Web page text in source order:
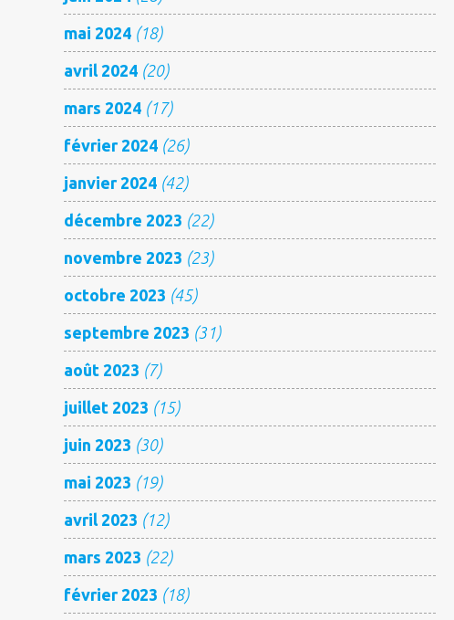
mai 2024 (18)
avril 2024 (20)
mars 2024 (17)
février 2024 (26)
janvier 2024 (42)
décembre 2023 (22)
novembre 2023 (23)
octobre 2023 (45)
septembre 2023 (31)
août 2023 (7)
juillet 2023 (15)
juin 2023 (30)
mai 2023 (19)
avril 2023 (12)
mars 2023 (22)
février 2023 (18)